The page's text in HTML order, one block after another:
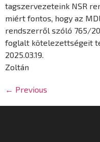
tagszervezeteink NSR
miért fontos, hogy az
rendszerről szóló 765/
foglalt kötelezettségeit
Zoltán
← Previous